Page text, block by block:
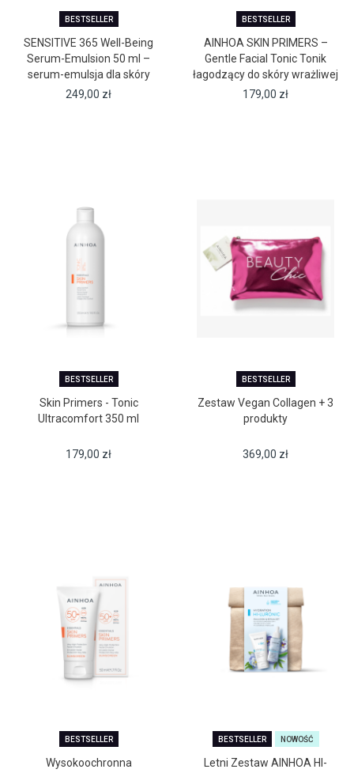
BESTSELLER
SENSITIVE 365 Well-Being
Serum-Emulsion 50 ml –
serum-emulsja dla skóry
wrażliwej
249,00 zł
BESTSELLER
AINHOA SKIN PRIMERS –
Gentle Facial Tonic Tonik
łagodzący do skóry wrażliwej
(350 ml)
179,00 zł
BESTSELLER
Skin Primers - Tonic
Ultracomfort 350 ml
179,00 zł
BESTSELLER
Zestaw Vegan Collagen + 3
produkty
369,00 zł
BESTSELLER
Wysokoochronna
BESTSELLER NOWOŚĆ
Letni Zestaw AINHOA HI-